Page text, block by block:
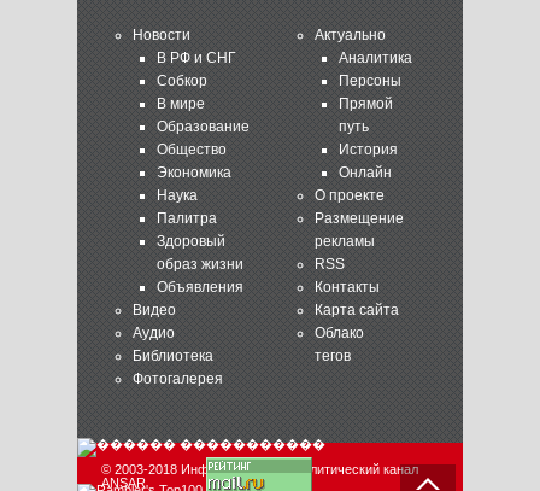
Новости
В РФ и СНГ
Собкор
В мире
Образование
Общество
Экономика
Наука
Палитра
Здоровый
образ жизни
Объявления
Видео
Аудио
Библиотека
Фотогалерея
Актуально
Аналитика
Персоны
Прямой
путь
История
Онлайн
О проекте
Размещение
рекламы
RSS
Контакты
Карта сайта
Облако
тегов
© 2003-2018 Информационно-аналитический канал
ANSAR